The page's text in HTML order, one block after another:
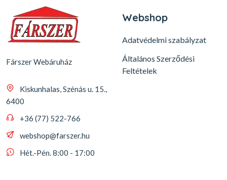
Fárszer Webáruház
Kiskunhalas, Szénás u. 15.,
6400
+36 (77) 522-766
webshop@farszer.hu
Hét.-Pén. 8:00 - 17:00
Webshop
Adatvédelmi szabályzat
Általános Szerződési
Feltételek